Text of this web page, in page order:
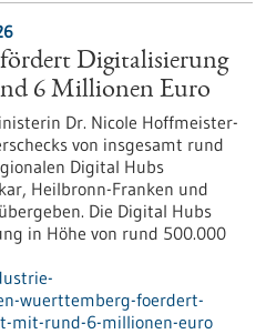
Digitalisierung
6 Millionen Euro
Dr. Nicole Hoffmeister-
von insgesamt rund
Digital Hubs
Heilbronn-Franken und
Die Digital Hubs
in Höhe von rund 500.000
wuerttemberg-foerdert-
mit-rund-6-millionen-euro